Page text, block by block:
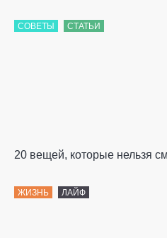
СОВЕТЫ СТАТЬИ
20 вещей, которые нельзя
ЖИЗНЬ ЛАЙФ